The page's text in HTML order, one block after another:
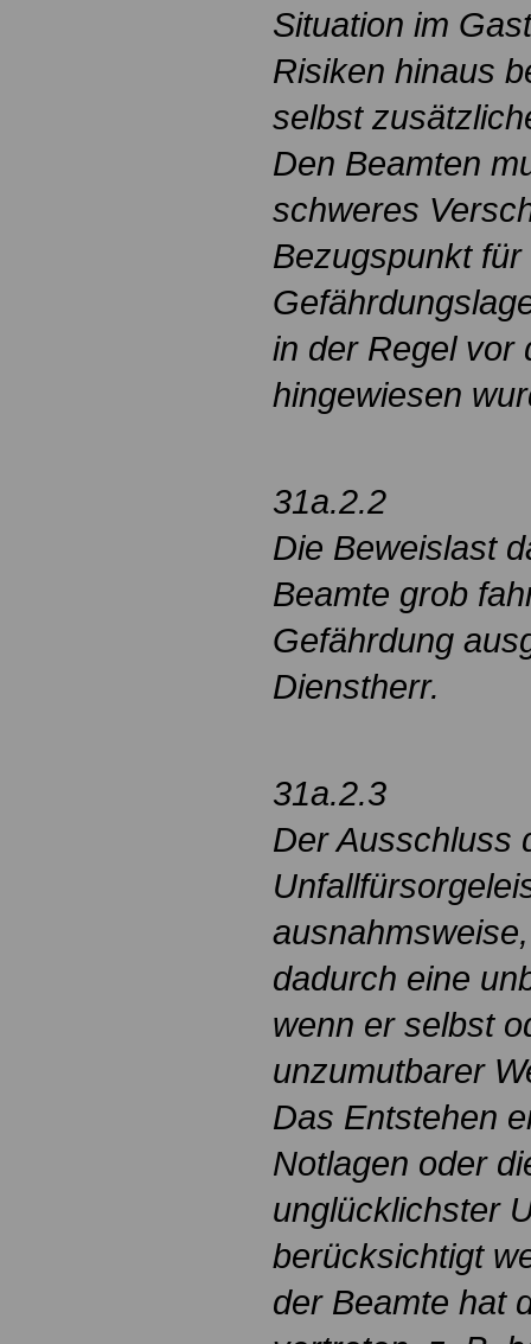
Situation im
Risiken hinaus
selbst
Den Beamten
schweres
Bezugspunkt
in der Regel vor
hingewiesen
31a.2.2
Die Beweislast
Beamte grob
Gefährdung
Dienstherr.
31a.2.3
Der Ausschluss
dadurch eine
wenn er selbst
unzumutbarer
Das Entstehen
Notlagen oder
unglücklichster
berücksichtigt
der Beamte hat